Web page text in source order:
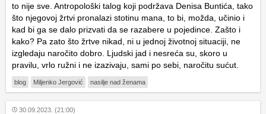
to nije sve. Antropološki talog koji podržava Denisa Buntića, tako
što njegovoj žrtvi pronalazi stotinu mana, to bi, možda, učinio i
kad bi ga se dalo prizvati da se razabere u pojedince. Zašto i
kako? Pa zato što žrtve nikad, ni u jednoj životnoj situaciji, ne
izgledaju naročito dobro. Ljudski jad i nesreća su, skoro u
pravilu, vrlo ružni i ne izazivaju, sami po sebi, naročitu sućut.
blog Miljenko Jergović nasilje nad ženama
30.09.2023. (21:00)